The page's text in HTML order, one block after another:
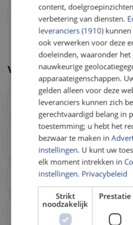
Veelgestelde vragen
Veelgestelde vragen
Waarom doen jullie dit?
Wanneer vinden de onderzoeken
plaats?
Hoe kan ik me opgeven?
Kan ik me opgeven met een
content,
verbetering van diensten.
leveranciers (1910)kunnen
ook verwerken voor deze
doeleinden, waaronder
nauwkeurige
apparaateigenschappen.
gelden alleen voor deze
leveranciers kunnen zich
gerechtvaardigd belang in
toestemming; u hebt het
bezwaar te maken in
instellingen. U kunt uw
elk moment intrekken in
instellingen. Privacybeleid
Strikt
noodzakelijk
Prestatie